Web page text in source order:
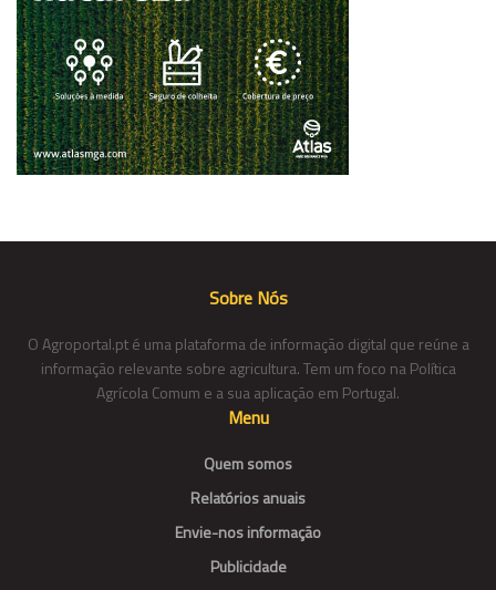
Sobre Nós
O Agroportal.pt é uma plataforma de informação digital que reúne a
informação relevante sobre agricultura. Tem um foco na Política
Agrícola Comum e a sua aplicação em Portugal.
Menu
Quem somos
Relatórios anuais
Envie-nos informação
Publicidade